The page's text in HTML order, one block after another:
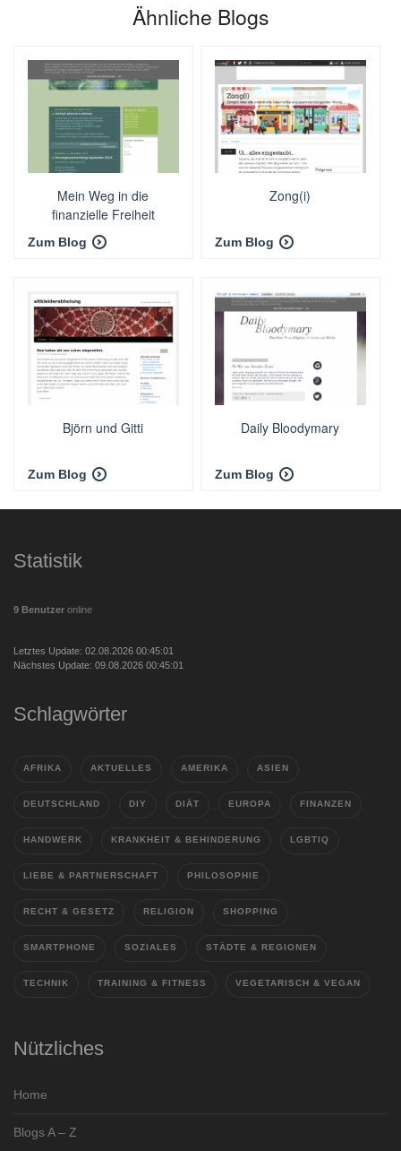
Ähnliche Blogs
Mein Weg in die
finanzielle Freiheit
Zum Blog
Zong(i)
Zum Blog
Björn und Gitti
Zum Blog
Daily Bloodymary
Zum Blog
Statistik
9 Benutzer online
Letztes Update: 02.08.2026 00:45:01
Nächstes Update: 09.08.2026 00:45:01
Schlagwörter
AFRIKA AKTUELLES AMERIKA ASIEN
DEUTSCHLAND DIY DIÄT EUROPA FINANZEN
HANDWERK KRANKHEIT & BEHINDERUNG LGBTIQ
LIEBE & PARTNERSCHAFT PHILOSOPHIE
RECHT & GESETZ RELIGION SHOPPING
SMARTPHONE SOZIALES STÄDTE & REGIONEN
TECHNIK TRAINING & FITNESS VEGETARISCH & VEGAN
Nützliches
Home
Blogs A – Z